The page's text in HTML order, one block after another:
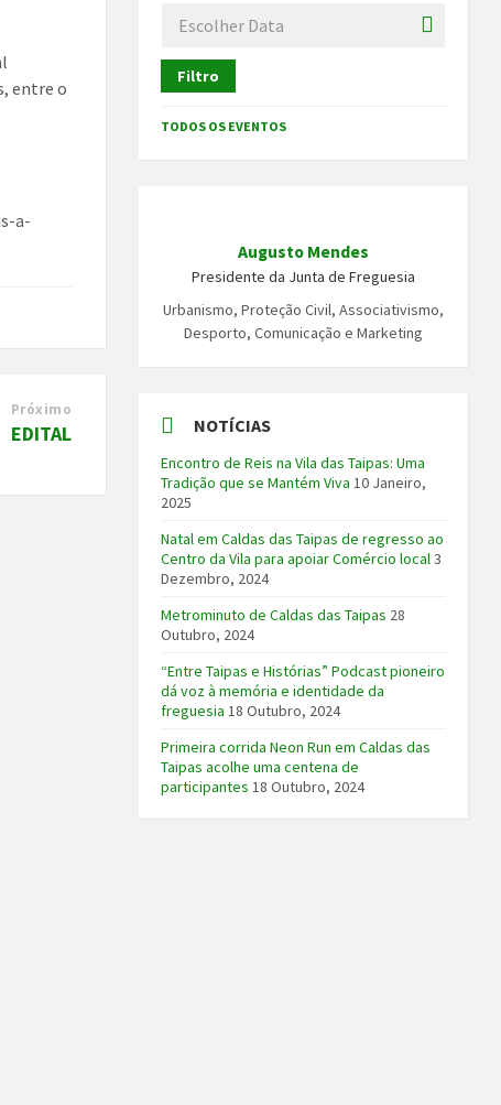
entre o
a-
Próximo
EDITAL
Filtro
TODOS OS EVENTOS
Augusto Mendes
Presidente da Junta de Freguesia
Urbanismo, Proteção Civil, Associativismo,
Desporto, Comunicação e Marketing
NOTÍCIAS
Encontro de Reis na Vila das Taipas: Uma
Tradição que se Mantém Viva 10 Janeiro,
2025
Natal em Caldas das Taipas de regresso ao
Centro da Vila para apoiar Comércio local3
Dezembro, 2024
Metrominuto de Caldas das Taipas 28
Outubro, 2024
“Entre Taipas e Histórias” Podcast pioneiro
dá voz à memória e identidade da
freguesia 18 Outubro, 2024
Primeira corrida Neon Run em Caldas das
Taipas acolhe uma centena de
participantes 18 Outubro, 2024